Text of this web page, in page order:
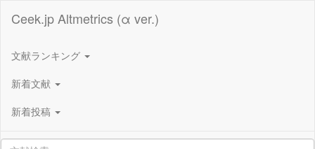
Ceek.jp Altmetrics (α ver.)
文献ランキング
新着文献
新着投稿